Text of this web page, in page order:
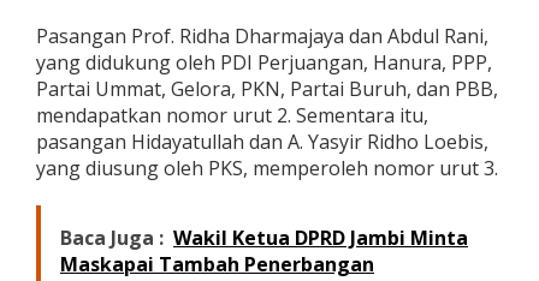
N
o
m
o
r
U
P
a
Pasangan Prof. Ridha Dharmajaya dan Abdul Rani,
yang didukung oleh PDI Perjuangan, Hanura, PPP,
Partai Ummat, Gelora, PKN, Partai Buruh, dan PBB,
mendapatkan nomor urut 2. Sementara itu,
pasangan Hidayatullah dan A. Yasyir Ridho Loebis,
yang diusung oleh PKS, memperoleh nomor urut 3.
Baca Juga : Wakil Ketua DPRD Jambi Minta
Maskapai Tambah Penerbangan